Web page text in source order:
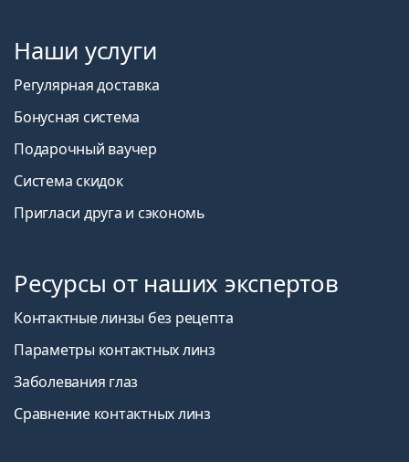
Наши услуги
Регулярная доставка
Бонусная система
Подарочный ваучер
Система скидок
Пригласи друга и сэкономь
Ресурсы от наших экспертов
Контактные линзы без рецепта
Параметры контактных линз
Заболевания глаз
Сравнение контактных линз